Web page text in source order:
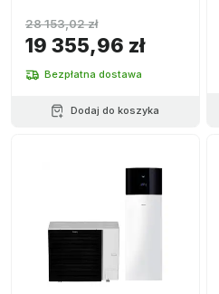
19 355,96 zł
28 153,02 zł
Bezpłatna dostawa
Dodaj do koszyka